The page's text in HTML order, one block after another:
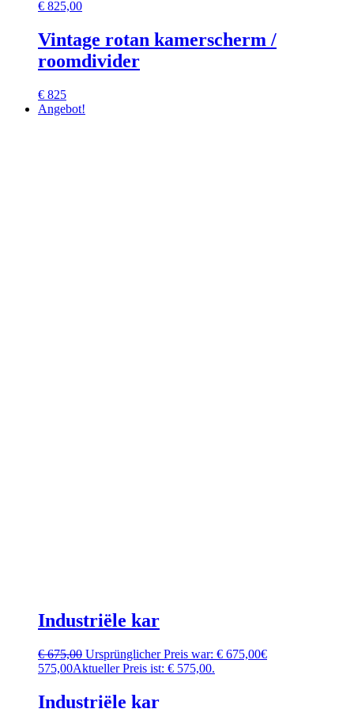
€ 825,00
Vintage rotan kamerscherm /
roomdivider
€ 825
Angebot!
Industriële kar
€675,00 Ursprünglicher Preis war: € 675,00€
575,00Aktueller Preis ist: € 575,00.
Industriële kar